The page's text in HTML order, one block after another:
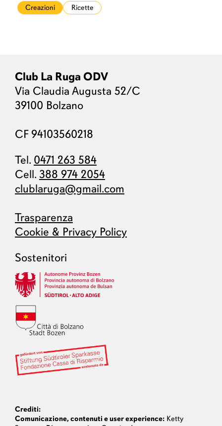
Creazioni Ricette
Club La Ruga ODV
Via Claudia Augusta 52/C
39100 Bolzano
CF 94103560218
Tel. 0471 263 584
Cell. 388 974 2054
clublaruga@gmail.com
Trasparenza
Cookie & Privacy Policy
Sostenitori
Crediti:
Comunicazione, contenuti e user experience: Ketty